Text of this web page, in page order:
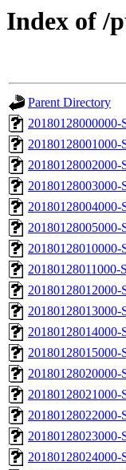
Index of /
Parent Directory